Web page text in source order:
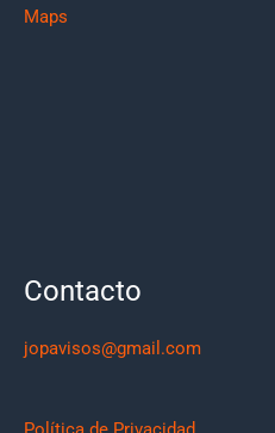
Maps
Contacto
jopavisos@gmail.com